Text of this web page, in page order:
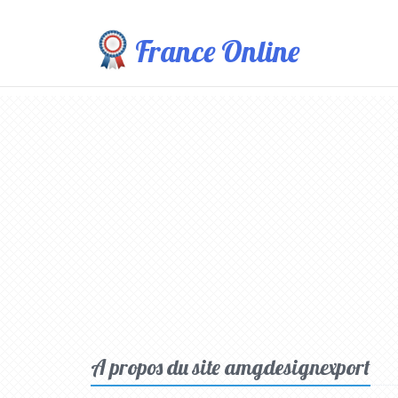
France Online
A propos du site amgdesignexport